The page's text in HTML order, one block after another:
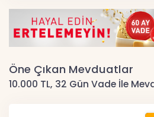
Öne Çıkan Mevduatlar
10.000 TL, 32 Gün Vade İle